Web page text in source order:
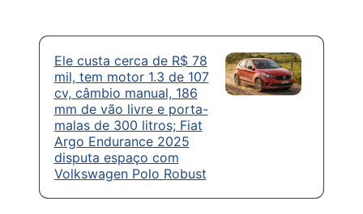
Ele custa cerca de R$ 78
mil, tem motor 1.3 de 107
cv, câmbio manual, 186
mm de vão livre e porta-
malas de 300 litros; Fiat
Argo Endurance 2025
disputa espaço com
Volkswagen Polo Robust